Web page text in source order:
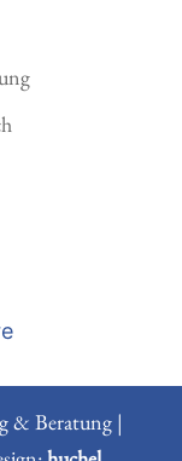
& Beratung |